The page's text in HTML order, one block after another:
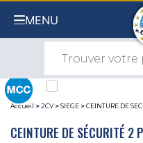
MENU
Accueil >2CV >SIEGE >CEINTURE DE
CEINTURE DE SÉCURITÉ 2